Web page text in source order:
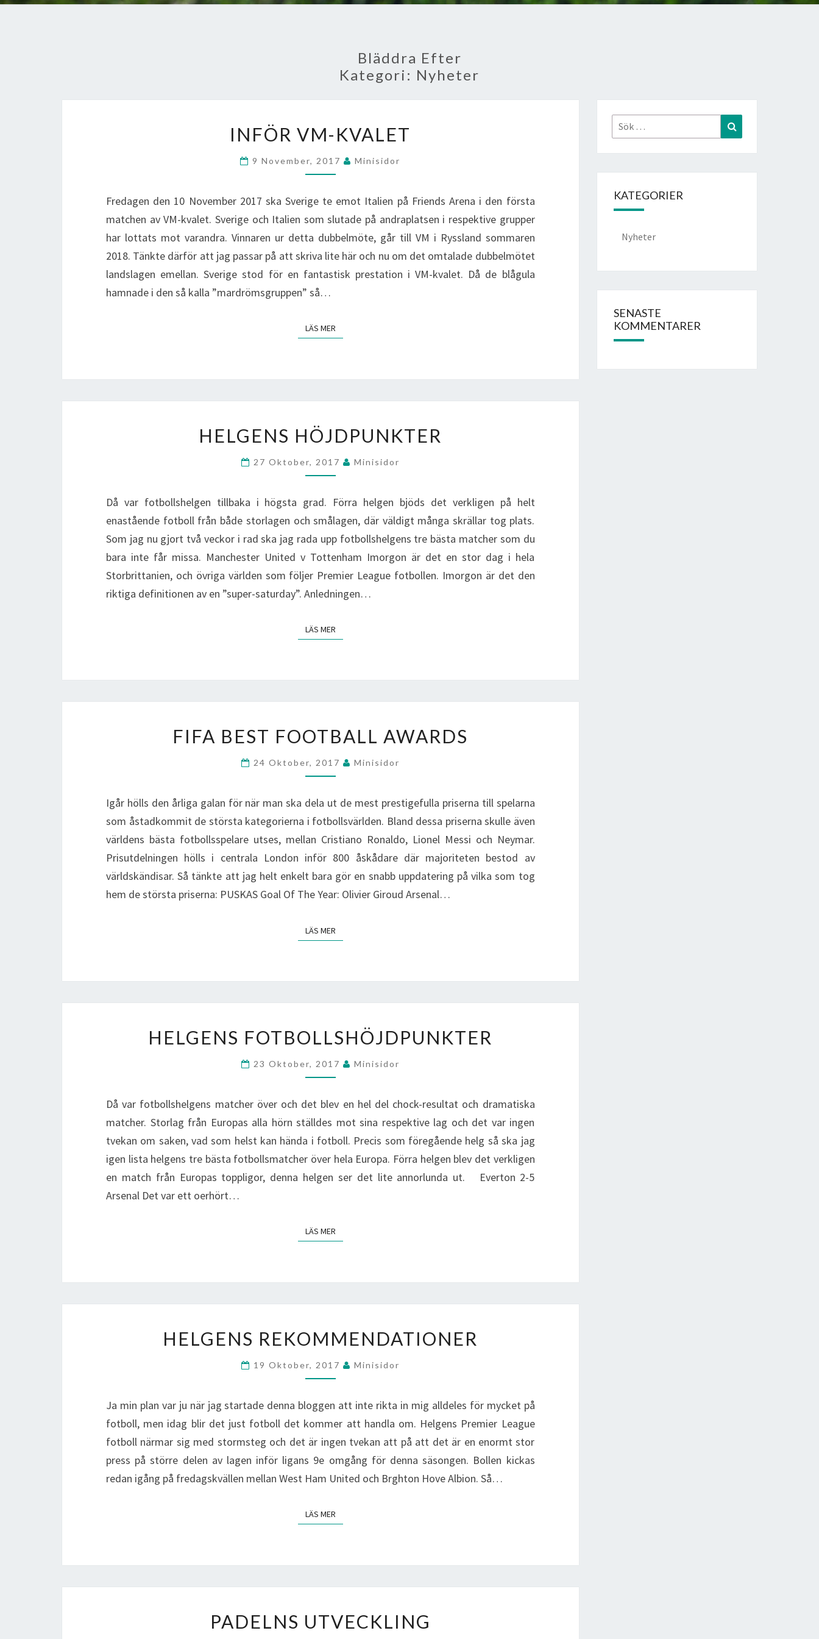
Bläddra Efter
Kategori: Nyheter
VM-
KVALET
INFÖR VM-KVALET
9 November, 2017 Minisidor
Fredagen den 10 November 2017 ska Sverige te emot Italien på Friends Arena i den första
matchen av VM-kvalet. Sverige och Italien som slutade på andraplatsen i respektive grupper
har lottats mot varandra. Vinnaren ur detta dubbelmöte, går till VM i Ryssland sommaren
2018. Tänkte därför att jag passar på att skriva lite här och nu om det omtalade dubbelmötet
landslagen emellan. Sverige stod för en fantastisk prestation i VM-kvalet. Då de blågula
hamnade i den så kalla ”mardrömsgruppen” så…
LÄS MERLÄS MER
HÖJDPUNKTER
HELGENS HÖJDPUNKTER
27 Oktober, 2017 Minisidor
Då var fotbollshelgen tillbaka i högsta grad. Förra helgen bjöds det verkligen på helt
enastående fotboll från både storlagen och smålagen, där väldigt många skrällar tog plats.
Som jag nu gjort två veckor i rad ska jag rada upp fotbollshelgens tre bästa matcher som du
bara inte får missa. Manchester United v Tottenham Imorgon är det en stor dag i hela
Storbrittanien, och övriga världen som följer Premier League fotbollen. Imorgon är det den
riktiga definitionen av en ”super-saturday”. Anledningen…
LÄS MERLÄS MER
BEST
FOOTBALL
AWARDS
FIFA BEST FOOTBALL AWARDS
24 Oktober, 2017 Minisidor
Igår hölls den årliga galan för när man ska dela ut de mest prestigefulla priserna till spelarna
som åstadkommit de största kategorierna i fotbollsvärlden. Bland dessa priserna skulle även
världens bästa fotbollsspelare utses, mellan Cristiano Ronaldo, Lionel Messi och Neymar.
Prisutdelningen hölls i centrala London inför 800 åskådare där majoriteten bestod av
världskändisar. Så tänkte att jag helt enkelt bara gör en snabb uppdatering på vilka som tog
hem de största priserna: PUSKAS Goal Of The Year: Olivier Giroud Arsenal…
LÄS MERLÄS MER
FOTBOLLSHÖJDPUNKTER
HELGENS FOTBOLLSHÖJDPUNKTER
23 Oktober, 2017 Minisidor
Då var fotbollshelgens matcher över och det blev en hel del chock-resultat och dramatiska
matcher. Storlag från Europas alla hörn ställdes mot sina respektive lag och det var ingen
tvekan om saken, vad som helst kan hända i fotboll. Precis som föregående helg så ska jag
igen lista helgens tre bästa fotbollsmatcher över hela Europa. Förra helgen blev det verkligen
en match från Europas toppligor, denna helgen ser det lite annorlunda ut. Everton 2-5
Arsenal Det var ett oerhört…
LÄS MERLÄS MER
REKOMMENDATIONER
HELGENS REKOMMENDATIONER
19 Oktober, 2017 Minisidor
Ja min plan var ju när jag startade denna bloggen att inte rikta in mig alldeles för mycket på
fotboll, men idag blir det just fotboll det kommer att handla om. Helgens Premier League
fotboll närmar sig med stormsteg och det är ingen tvekan att på att det är en enormt stor
press på större delen av lagen inför ligans 9e omgång för denna säsongen. Bollen kickas
redan igång på fredagskvällen mellan West Ham United och Brghton Hove Albion. Så…
LÄS MERLÄS MER
UTVECKLING
PADELNS UTVECKLING
Sök
efter:
KATEGORIER
Nyheter
SENASTE
KOMMENTARER